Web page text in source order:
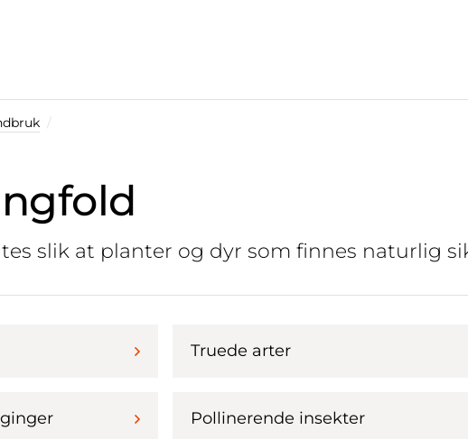
slik at planter og dyr som finnes naturlig
Truede arter
Pollinerende insekter